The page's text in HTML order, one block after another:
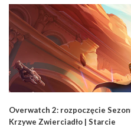
Overwatch 2: rozpoczęcie
Krzywe Zwierciadło | Starcie